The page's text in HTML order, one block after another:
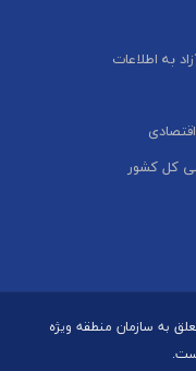
به اطلاعات
کل کشور
به سازمان منطقه ویژه